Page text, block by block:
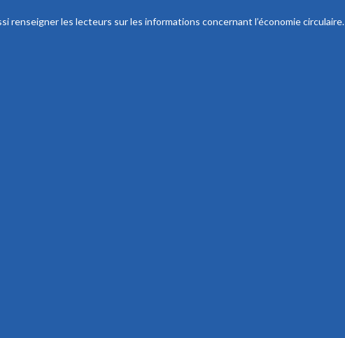
renseigner les lecteurs sur les informations concernant l’économie circulaire.